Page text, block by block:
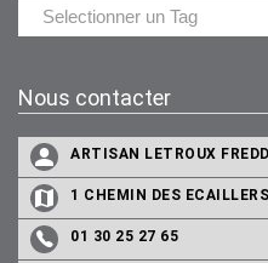
Nous contacter
ARTISAN LETROUX
1 CHEMIN DES
01 30 25 27 65